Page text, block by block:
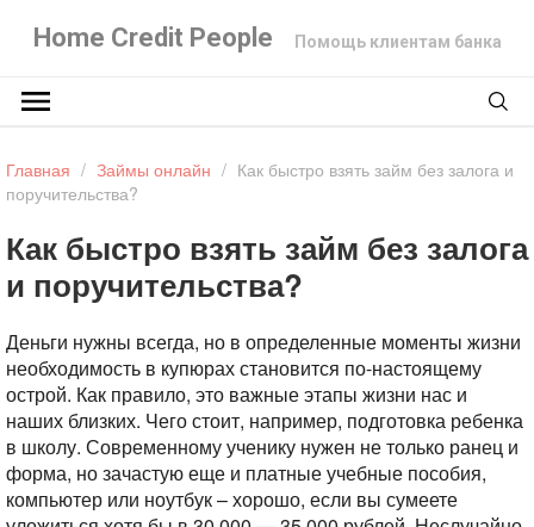
Home Credit People Помощь клиентам банка
Главная / Займы онлайн / Как быстро взять займ без залога и
поручительства?
Как быстро взять займ без залога
и поручительства?
Деньги нужны всегда, но в определенные моменты жизни
необходимость в купюрах становится по-настоящему
острой. Как правило, это важные этапы жизни нас и
наших близких. Чего стоит, например, подготовка ребенка
в школу. Современному ученику нужен не только ранец и
форма, но зачастую еще и платные учебные пособия,
компьютер или ноутбук – хорошо, если вы сумеете